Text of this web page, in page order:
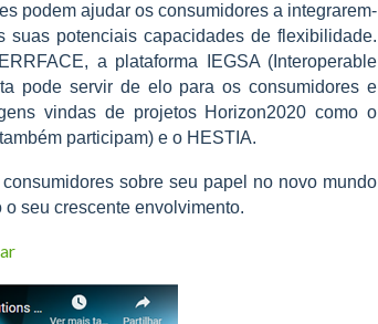
podem ajudar os consumidores a integrarem-
potenciais capacidades de flexibilidade.
a plataforma IEGSA (Interoperable
pode servir de elo para os consumidores e
vindas de projetos Horizon2020 como o
participam) e o HESTIA.
sobre seu papel no novo mundo
seu crescente envolvimento.